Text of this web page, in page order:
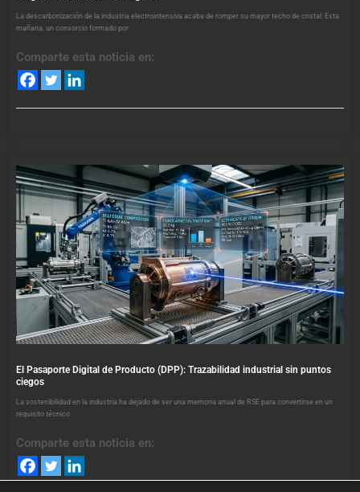
La descarbonización de la industria electrointensiva acaba de romper su mayor techo de cristal. Esta
mañana, un consorcio formado por
Comparte esta noticia en:
El Pasaporte Digital de Producto (DPP): Trazabilidad industrial sin puntos
ciegos
La sostenibilidad en la industria ha dejado de ser una memoria anual de RSE para convertirse en un
requisito técnico
Comparte esta noticia en: